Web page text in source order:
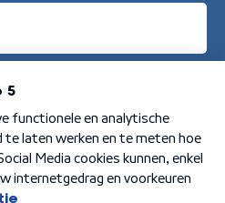
Privacybeleid